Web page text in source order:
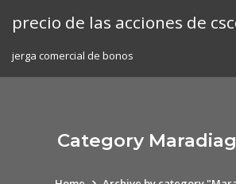
precio de las acciones de
jerga comercial de bonos
Category